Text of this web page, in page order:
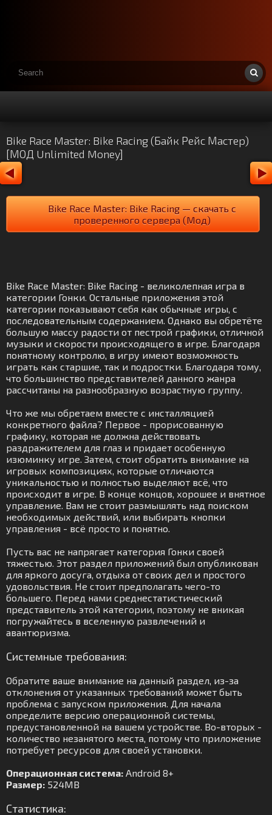
Bike Race Master: Bike Racing (Байк Рейс Мастер)
[МОД Unlimited Money]
Bike Race Master: Bike Racing — скачать с
проверенного сервера (Мод)
Bike Race Master: Bike Racing - великолепная игра в
категории Гонки. Остальные приложения этой
категории показывают себя как обычные игры, с
последовательным содержанием. Однако вы обретёте
большую массу радости от пестрой графики, отличной
музыки и скорости происходящего в игре. Благодаря
понятному контролю, в игру имеют возможность
играть как старшие, так и подростки. Благодаря тому,
что большинство представителей данного жанра
рассчитаны на разнообразную возрастную группу.
Что же мы обретаем вместе с инсталляцией
конкретного файла? Первое - прорисованную
графику, которая не должна действовать
раздражителем для глаз и придает особенную
изюминку игре. Затем, стоит обратить внимание на
игровых композициях, которые отличаются
уникальностью и полностью выделяют всё, что
происходит в игре. В конце концов, хорошее и внятное
управление. Вам не стоит размышлять над поиском
необходимых действий, или выбирать кнопки
управления - всё просто и понятно.
Пусть вас не напрягает категория Гонки своей
тяжестью. Этот раздел приложений был опубликован
для яркого досуга, отдыха от своих дел и простого
удовольствия. Не стоит предполагать чего-то
большего. Перед нами среднестатистический
представитель этой категории, поэтому не вникая
погружайтесь в вселенную развлечений и
авантюризма.
Системные требования:
Обратите ваше внимание на данный раздел, из-за
отклонения от указанных требований может быть
проблема с запуском приложения. Для начала
определите версию операционной системы,
предустановленной на вашем устройстве. Во-вторых -
количество незанятого места, потому что приложение
потребует ресурсов для своей установки.
Операционная система: Android 8+
Размер: 524MB
Статистика: